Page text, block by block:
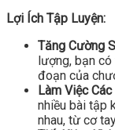
Lợi Ích Tập Luyện:
Tăng Cường
lượng, bạn
đoạn của
Làm Việc
nhiều bài tập
nhau, từ cơ